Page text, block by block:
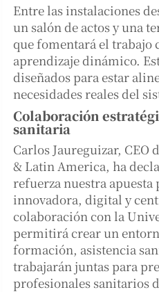
Entre las instalaciones
un salón de actos y una
que fomentará el trabajo
aprendizaje dinámico.
diseñados para estar
necesidades reales del
Colaboración
sanitaria
Carlos Jaureguizar, CEO
& Latin America, ha
refuerza nuestra
innovadora, digital y
colaboración con la
permitirá crear un
formación, asistencia
trabajarán juntas para
profesionales sanitarios